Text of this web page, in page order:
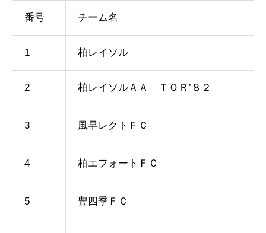
番号 チーム名
1 柏レイソル
2 柏レイソルＡＡ ＴＯＲ’８２
3 風早レクトＦＣ
4 柏エフォートＦＣ
5 豊四季ＦＣ